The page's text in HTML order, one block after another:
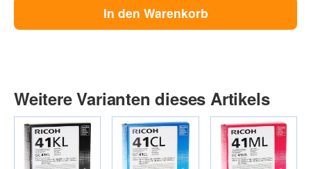
In den Warenkorb
Weitere Varianten dieses Artikels